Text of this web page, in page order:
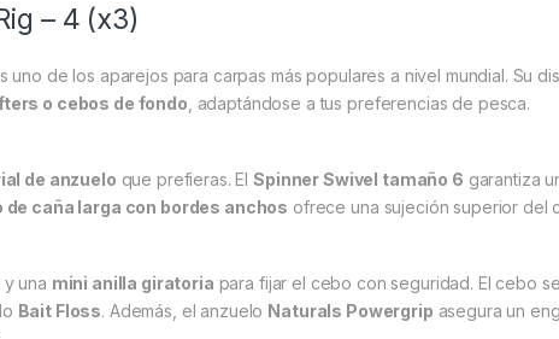
– 4 (x3)
uno de los aparejos para carpas más populares a nivel mundial. Su
o cebos de fondo , adaptándose a tus preferencias de pesca.
de anzuelo que prefieras. ElSpinner Swivel tamaño 6 garantiza
de caña larga con bordes anchos ofrece una sujeción superior del
y una mini anilla giratoria para fijar el cebo con seguridad. El cebo
Bait Floss. Además, el anzuelo Naturals Powergrip asegura un